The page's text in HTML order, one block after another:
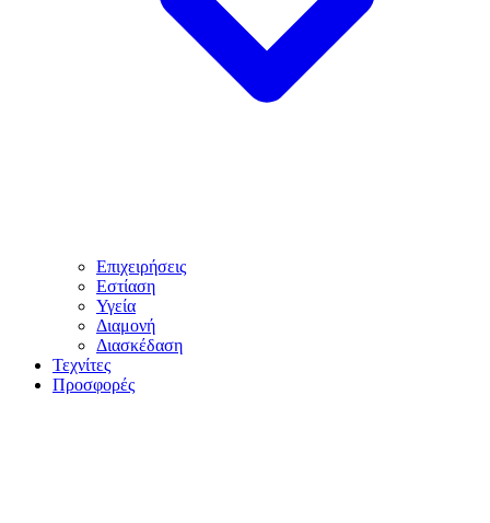
Επιχειρήσεις
Εστίαση
Υγεία
Διαμονή
Διασκέδαση
Τεχνίτες
Προσφορές